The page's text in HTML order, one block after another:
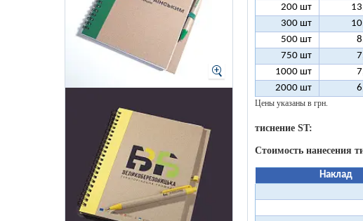
200 шт
300 шт
500 шт
750 шт
1000 шт
2000 шт
Цены указаны в грн.
тиснение ST:
Стоимость нанесения
Наклад